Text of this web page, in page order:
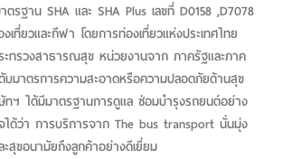
รฐาน SHA และ SHA Plus เลขที่ D0158 ,D7078
เที่ยวและกีฬา โดยการท่องเที่ยวแห่งประเทศไทย
ทรวงสาธารณสุข หน่วยงานจาก ภาครัฐและภาค
บมาตรการความสะอาดหรือความปลอดภัยด้านสุข
ฯ ได้มีมาตรฐานการดูแล ซ่อมบำรุงรถยนต์อย่าง
ได้ว่า การบริการจาก The bus transport นั่นมุ่ง
สุขอนามัยถึงลูกค้าอย่างดีเยี่ยม